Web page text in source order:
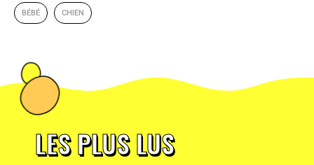
BÉBÉ CHIEN
LES PLUS LUS